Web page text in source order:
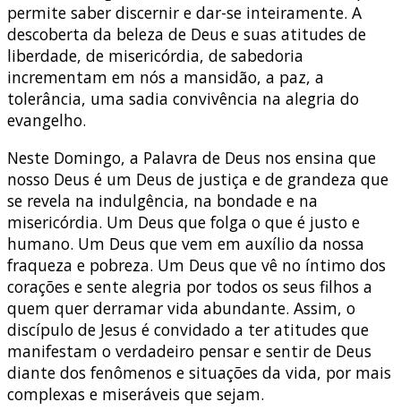
permite saber discernir e dar-se inteiramente. A
descoberta da beleza de Deus e suas atitudes de
liberdade, de misericórdia, de sabedoria
incrementam em nós a mansidão, a paz, a
tolerância, uma sadia convivência na alegria do
evangelho.
Neste Domingo, a Palavra de Deus nos ensina que
nosso Deus é um Deus de justiça e de grandeza que
se revela na indulgência, na bondade e na
misericórdia. Um Deus que folga o que é justo e
humano. Um Deus que vem em auxílio da nossa
fraqueza e pobreza. Um Deus que vê no íntimo dos
corações e sente alegria por todos os seus filhos a
quem quer derramar vida abundante. Assim, o
discípulo de Jesus é convidado a ter atitudes que
manifestam o verdadeiro pensar e sentir de Deus
diante dos fenômenos e situações da vida, por mais
complexas e miseráveis que sejam.